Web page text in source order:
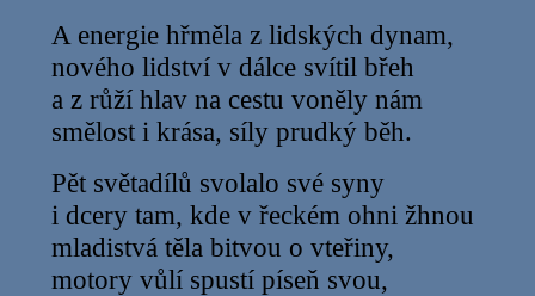
A energie hřměla z lidských dynam,
nového lidství v dálce svítil břeh
a z růží hlav na cestu voněly nám
smělost i krása, síly prudký běh.
Pět světadílů svolalo své syny
i dcery tam, kde v řeckém ohni žhnou
mladistvá těla bitvou o vteřiny,
motory vůlí spustí píseň svou,